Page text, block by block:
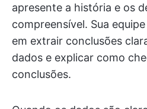
apresente a história e os
compreensível. Sua
em extrair conclusões
dados e explicar como
conclusões.